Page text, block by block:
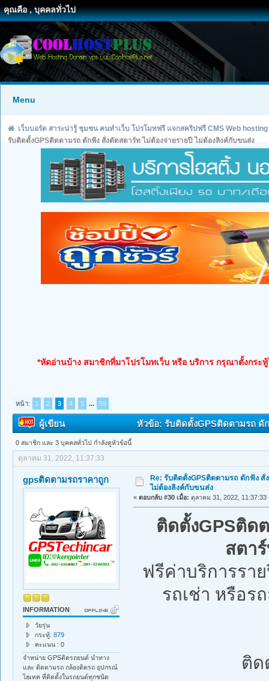
คุณคือ , บุคคลทั่วไป
Menu
เว็บบอร์ด สาระน่ารู้ ชุมชน คนทำเว็บ โปรโมทฟรี แจกสคริปฟรี CMS Web hosting
รับติดตั้งGPSติดตามรถ ดักฟัง สั่งตัดสตาร์ท ไม่ต้องจ่ายรายปี ไม่ต้องลิงค์กับขนส่ง
*หัดอ่านบ้าง สมาชิกที่มาโปรโมทเว็บ หรือ บริการ กรุณาตั้งกระ
หน้า: 1 2 3 4 5 ... 59
ผู้เขียน หัวข้อ: รับติดตั้งGPSติดตามรถ ดั
0 สมาชิก และ 3 บุคคลทั่วไป กำลังดูหัวข้อนี้
ตุลาคม 31, 2022, 11:37:33
gpsติดตามรถราคาถูก
INFORMATION
วัยรุ่น
กระทู้: 879
คะแนน : 0
จำหน่าย GPSติดรถยนต์ นำทาง
และ ติดตามรถ กล้องติดรถ อุปกรณ์
ไฮเทค ที่ติดตั้งในรถยนต์ทุกชนิด
Re: รับติดตั้งGPSติดตามรถ ดักฟัง สั่
ไม่ต้องลิงค์กับขนส่ง
« ตอบกลับ #30 เมื่อ: ตุลาคม 31, 2022, 11:37:33
ติดตั้งGPSติด
สตา
ฟรีค่าบริการรา
รถเช่า หรือร
ติ